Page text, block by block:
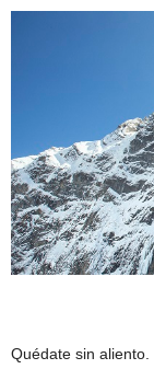
Quédate sin aliento.